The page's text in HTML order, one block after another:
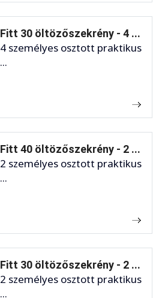
Fitt 30 öltözőszekrény - 4 ...
4 személyes osztott praktikus
...
Fitt 40 öltözőszekrény - 2 ...
2 személyes osztott praktikus
...
Fitt 30 öltözőszekrény - 2 ...
2 személyes osztott praktikus
...